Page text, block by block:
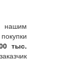
нашим
тыс.